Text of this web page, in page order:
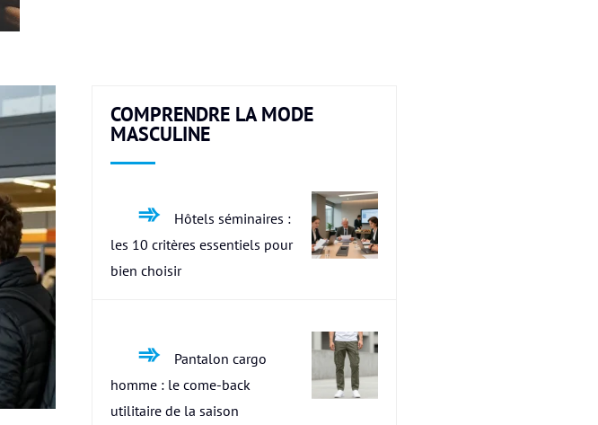
COMPRENDRE LA MODE
MASCULINE
Hôtels séminaires :
les 10 critères essentiels pour
bien choisir
Pantalon cargo
homme : le come-back
utilitaire de la saison